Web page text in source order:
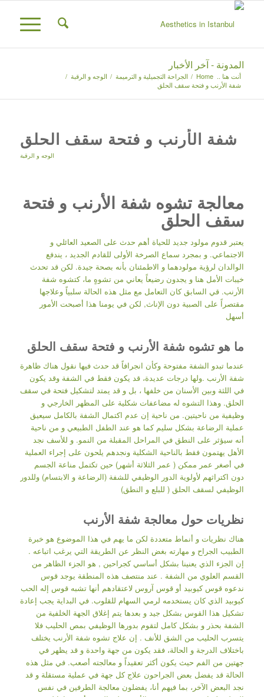
المدونة - آخر الأخبار
أنت هنا .. Home
/ الجراحة التجميلية و الترميمة / الوجه و الرقبة /
شفة الأرنب و فتحة سقف الحلق
شفة الأرنب و فتحة سقف الحلق
الوجه و الرقبة
معالجة تشوه شفة الأرنب و فتحة
سقف الحلق
يعتبر قدوم مولود جديد للحياة أهم حدث على الصعيد العائلي و
الاجتماعي. و بمجرد سماع الصرخة الأولى للقادم الجديد ، يندفع
الوالدان لرؤية مولودهما و الاطمئنان بأنه بصحة جيدة. لكن قد تحدث
خيبات الأمل هنا و يجدون رضيعاً يعاني من تشوهٍ ما، كتشوه شفة
الأرنب. قي السابق كان التعامل مع مثل هذه الحالة سلبياً وعلاجها
مقتصراً على الصبية دون الإناث, لكن في يومنا هذا أصبحت الأمور
أسهل
ما هو تشوه شفة الأرنب و فتحة سقف الحلق
عندما تبدو الشفة مفتوحة وكأن انجرافاً قد حدث فيها نقول هناك ظاهرة
شفة الأرنب .ولها درجات عديدة، قد يكون فقط في الشفة وقد يكون
في اللثة وبين الأسنان من خلفها ، بل و قد يمتد لتشكيل فتحة في سقف
الحلق. وهذا التشوه له مضاعفات شكلية على المظهر الخارجي و
وظيفية من ناحيتين. من ناحية إن عدم اكتمال الشفة بالكامل سيعيق
عملية الرضاعة بشكل سليم كما هو عند الطفل الطبيعي و من ناحية
أنه سيؤثر على النطق في المراحل المقبلة من النمو. و للأسف نجد
الأهل يهتمون فقط بالناحية الشكلية ونجدهم يلحون على إجراء العملية
في أصغر عمر ممكن ( عمر الثلاثة أشهر) حين تكتمل مناعة الجسم
دون اكتراثهم لأولوية الدور الوظيفي للشفة (الرضاعة و الابتسام) وللدور
الوظيفي لسقف الحلق ( للبلع و النطق)
نظريات حول معالجة شفة الأرنب
هناك نظريات و أنماط متعددة لكن ما يهم في هذا الموضوع هو خبرة
الطبيب الجراح و مهارته بغض النظر عن الطريقة التي يرغب اتباعه .
إن الجزء الذي يعنينا بشكل أساسي كجراحين , هو الجزء الظاهر من
القسم العلوي من الشفة . عند منتصف هذه المنطقة يوجد قوس
ندعوه قوس كيوبيد أو قوس آروس لاعتقادهم أنها تشبه قوس إله الحب
كيوبيد الذي كان يستخدمه لرمي السهام للقلوب. في البداية يجب إعادة
تشكيل هذا القوس بشكل جيد و بعدها يتم إغلاق الجهة الخلفية من
الشفة بحذر و بشكل كامل لتقوم بدورها الوظيفي بمص الحليب فلا
يتسرب الحليب من الشق للأنف . إن علاج تشوه شفة الأرنب يختلف
باختلاف الدرجة و الحالة، فقد يكون من جهة واحدة و قد يظهر في
جهتين من الفم حيث يكون أكثر تعقيداً و معالجته أصعب. في مثل هذه
الحالة قد يفضل بعض الجراحون علاج كل جهة في عملية مستقلة و قد
نجد البعض الآخر، بما فيهم أنا، يفضلون معالجة الطرفين في نفس